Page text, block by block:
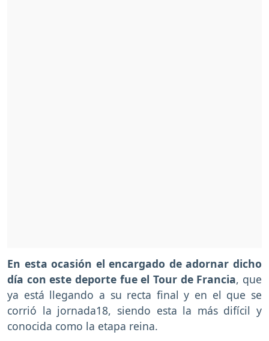
En esta ocasión el encargado de adornar dicho
día con este deporte fue el Tour de Francia, que
ya está llegando a su recta final y en el que se
corrió la jornada18, siendo esta la más difícil y
conocida como la etapa reina.